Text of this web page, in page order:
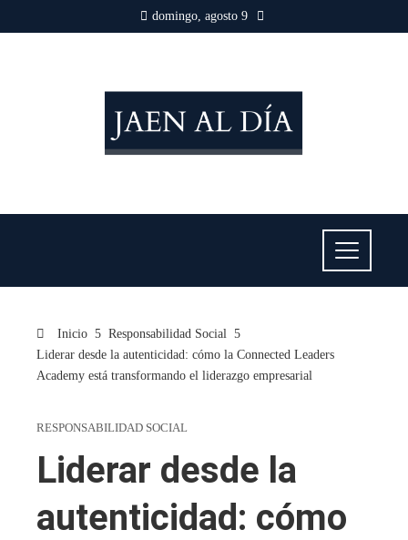
domingo, agosto 9
Inicio
Responsabilidad Social
Liderar desde la autenticidad: cómo la Connected Leaders
Academy está transformando el liderazgo empresarial
RESPONSABILIDAD SOCIAL
Liderar desde la
autenticidad: cómo